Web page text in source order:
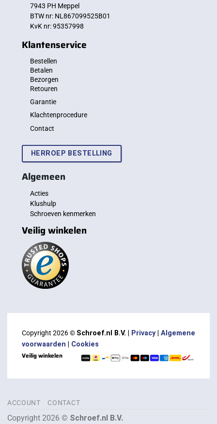
7943 PH Meppel
BTW nr: NL867099525B01
KvK nr: 95357998
Klantenservice
Bestellen
Betalen
Bezorgen
Retouren
Garantie
Klachtenprocedure
Contact
HERROEP BESTELLING
Algemeen
Acties
Klushulp
Schroeven kenmerken
Veilig winkelen
Copyright 2026 © Schroef.nl B.V. | Privacy| Algemene
voorwaarden
Cookies
Veilig winkelen
ACCOUNT CONTACT
Copyright 2026 © Schroef.nl B.V.